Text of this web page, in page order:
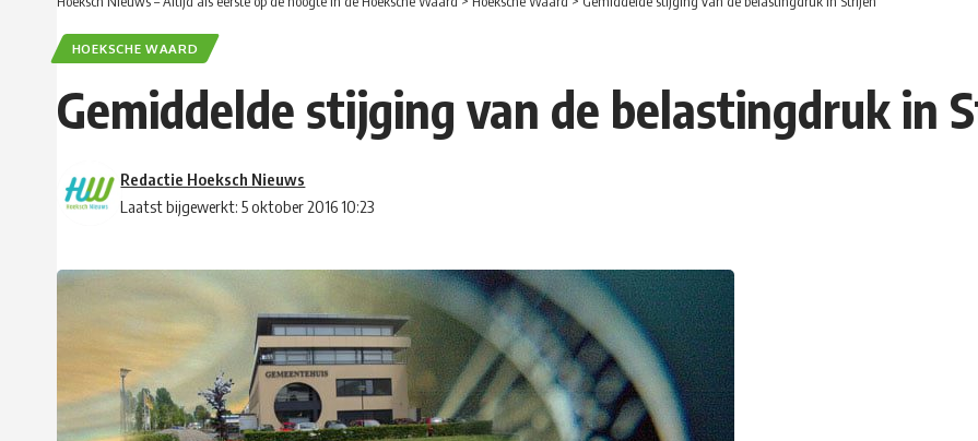
HOEKSCHE WAARD
Gemiddelde stijging van de belastingdruk in
Laatst bijgewerkt: 5 oktober 2016 10:23
Redactie Hoeksch Nieuws